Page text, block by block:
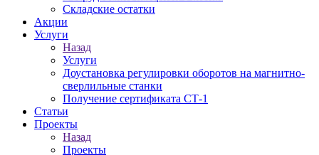
Складские остатки
Акции
Услуги
Назад
Услуги
Доустановка регулировки оборотов на магнитно-
сверлильные станки
Получение сертификата СТ-1
Статьи
Проекты
Назад
Проекты